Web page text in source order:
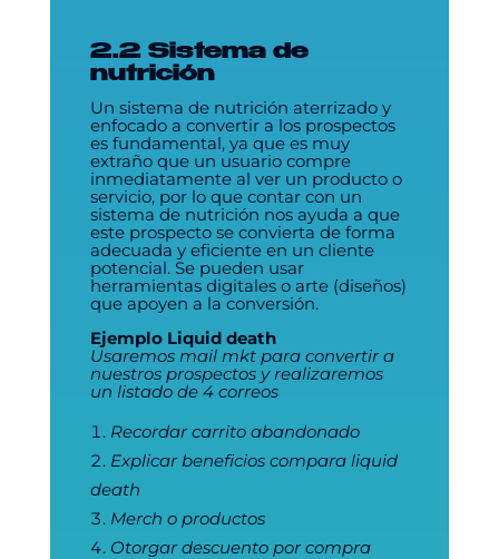
2.2 Sistema de
nutrición
Un sistema de nutrición aterrizado y
enfocado a convertir a los prospectos
es fundamental, ya que es muy
extraño que un usuario compre
inmediatamente al ver un producto o
servicio, por lo que contar con un
sistema de nutrición nos ayuda a que
este prospecto se convierta de forma
adecuada y eficiente en un cliente
potencial. Se pueden usar
herramientas digitales o arte (diseños)
que apoyen a la conversión.
Ejemplo Liquid death
Usaremos mail mkt para convertir a
nuestros prospectos y realizaremos
un listado de 4 correos
Recordar carrito abandonado
Explicar beneficios compara liquid
death
Merch o productos
Otorgar descuento por compra